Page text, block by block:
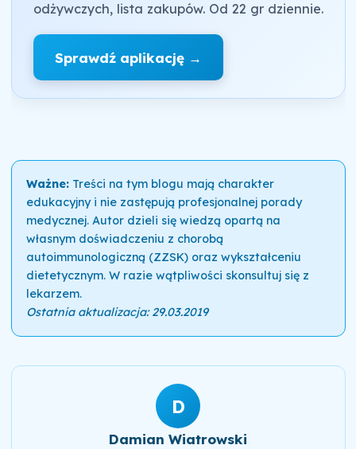
odżywczych, lista zakupów. Od 22 gr dziennie.
Sprawdź aplikację →
Ważne:Treści na tym blogu mają charakter
edukacyjny i nie zastępują profesjonalnej porady
medycznej. Autor dzieli się wiedzą opartą na
własnym doświadczeniu z chorobą
autoimmunologiczną (ZZSK) oraz wykształceniu
dietetycznym. W razie wątpliwości skonsultuj się z
lekarzem.
Ostatnia aktualizacja: 29.03.2019
D
Damian Wiatrowski